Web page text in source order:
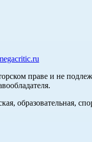
праве и не